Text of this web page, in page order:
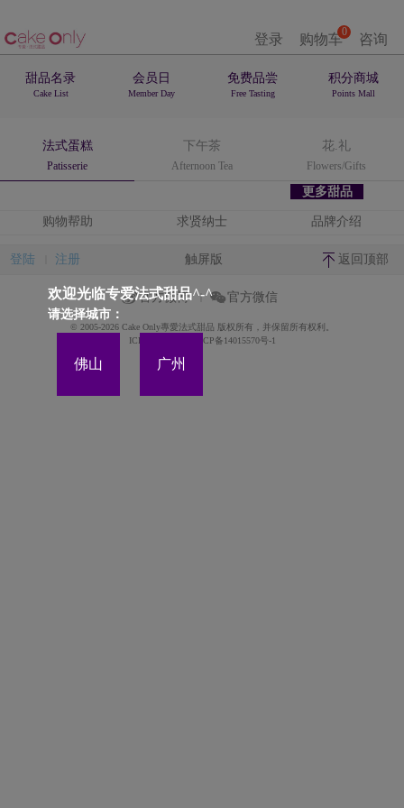
登录 0
购物车 咨询
甜品名录
Cake List
会员日
Member Day
免费品尝
Free Tasting
积分商城
Points Mall
法式蛋糕
Patisserie
下午茶
Afternoon Tea
花.礼
Flowers/Gifts
更多甜品
欢迎光临专爱法式甜品^-^
请选择城市：
佛山 广州
购物帮助 求贤纳士 品牌介绍
登陆 注册 触屏版 返回顶部
官方微博 官方微信
© 2005-2026 Cake Only專愛法式甜品 版权所有，并保留所有权利。
ICP备案证书号:粤ICP备14015570号-1